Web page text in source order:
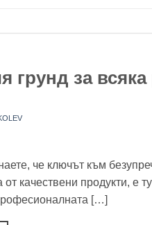
грунд за всяка
че ключът към
качествени продукти, е
[…]